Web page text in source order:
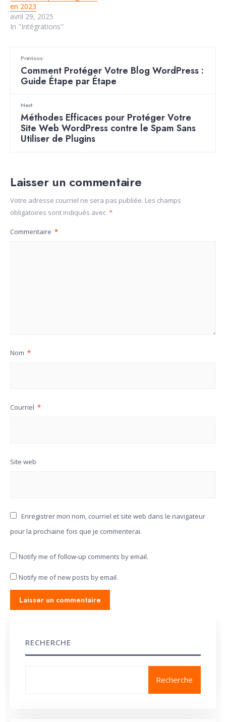
en 2023
avril 29, 2025
In "Intégrations"
Previous:
Comment Protéger Votre Blog WordPress :
Guide Étape par Étape
Next:
Méthodes Efficaces pour Protéger Votre
Site Web WordPress contre le Spam Sans
Utiliser de Plugins
Laisser un commentaire
Votre adresse courriel ne sera pas publiée. Les champs
obligatoires sont indiqués avec *
Commentaire *
Nom *
Courriel *
Site web
Enregistrer mon nom, courriel et site web dans le navigateur
pour la prochaine fois que je commenterai.
Notify me of follow-up comments by email.
Notify me of new posts by email.
RECHERCHE
Recherche